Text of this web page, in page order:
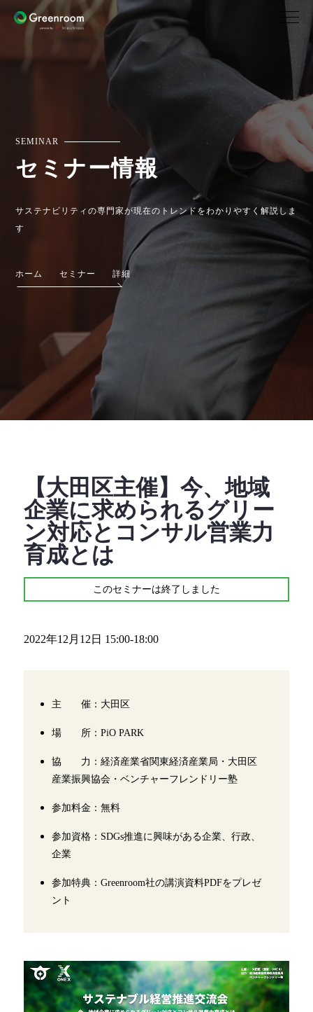
SEMINAR
セミナー情報
サステナビリティの専門家が現在のトレンドをわかりやすく解説しま
す
ホーム セミナー 詳細
【大田区主催】今、地域
企業に求められるグリー
ン対応とコンサル営業力
育成とは
このセミナーは終了しました
2022年12月12日 15:00-18:00
主 催：大田区
場 所：PiO PARK
協 力：経済産業省関東経済産業局・大田区
産業振興協会・ベンチャーフレンドリー塾
参加料金：無料
参加資格：SDGs推進に興味がある企業、行政、
企業
参加特典：Greenroom社の講演資料PDFをプレゼ
ント